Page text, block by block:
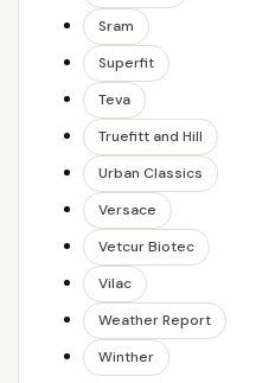
Sram
Superfit
Teva
Truefitt and Hill
Urban Classics
Versace
Vetcur Biotec
Vilac
Weather Report
Winther